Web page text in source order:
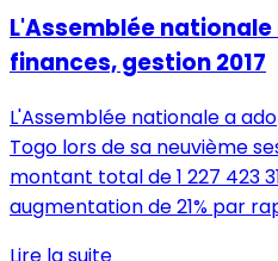
L'Assemblée
finances, gestion 2017
L'Assemblée nationale a
Togo lors de sa neuvième
montant total de 1 227 423
augmentation de 21% par